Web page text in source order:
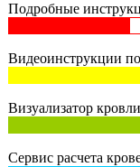
Подробные
Видеоинструкции
Визуализатор
Сервис расчета